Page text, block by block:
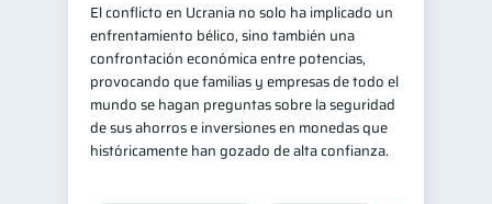
El conflicto en Ucrania no solo ha implicado un
enfrentamiento bélico, sino también una
confrontación económica entre potencias,
provocando que familias y empresas de todo el
mundo se hagan preguntas sobre la seguridad
de sus ahorros e inversiones en monedas que
históricamente han gozado de alta confianza.